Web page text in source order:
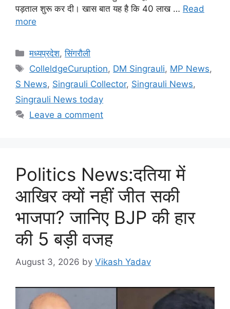
पड़ताल शुरू कर दी। खास बात यह है कि 40 लाख … Read
more
Categories
मध्यप्रदेश,सिंगरौली
Tags
ColleldgeCuruption, DM Singrauli, MP News,
S News, Singrauli Collector, Singrauli News,
Singrauli News today
Leave a comment
Politics News:दतिया में
आखिर क्यों नहीं जीत सकी
भाजपा? जानिए BJP की हार
की 5 बड़ी वजह
August 3, 2026 by Vikash Yadav